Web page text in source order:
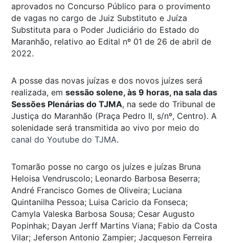
aprovados no Concurso Público para o provimento
de vagas no cargo de Juiz Substituto e Juíza
Substituta para o Poder Judiciário do Estado do
Maranhão, relativo ao Edital nº 01 de 26 de abril de
2022.
A posse das novas juízas e dos novos juízes será
realizada, em sessão solene, às 9 horas, na sala das
Sessões Plenárias do TJMA, na sede do Tribunal de
Justiça do Maranhão (Praça Pedro II, s/nº, Centro). A
solenidade será transmitida ao vivo por meio do
canal do Youtube do TJMA.
Tomarão posse no cargo os juízes e juízas Bruna
Heloisa Vendruscolo; Leonardo Barbosa Beserra;
André Francisco Gomes de Oliveira; Luciana
Quintanilha Pessoa; Luisa Caricio da Fonseca;
Camyla Valeska Barbosa Sousa; Cesar Augusto
Popinhak; Dayan Jerff Martins Viana; Fabio da Costa
Vilar; Jeferson Antonio Zampier; Jacqueson Ferreira